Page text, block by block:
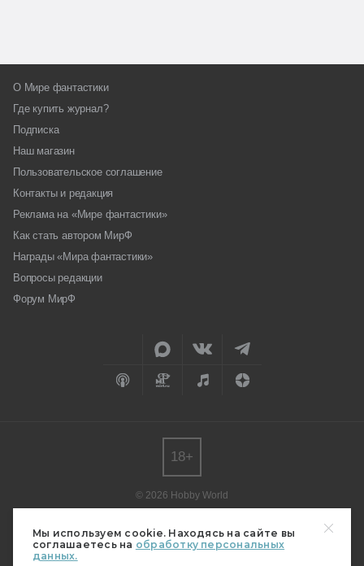
Мы используем cookie. Находясь на сайте вы
соглашаетесь на обработку персональных
данных.
О Мире фантастики
Где купить журнал?
Подписка
Наш магазин
Пользовательское соглашение
Контакты и редакция
Реклама на «Мире фантастики»
Как стать автором МирФ
Награды «Мира фантастики»
Вопросы редакции
Форум МирФ
© 2026 Hobby World
редакции.
Мнение авторов может не совпадать с мнением редакции.
Свидетельство о регистрации СМИ серия Эл № ФС77-82485
18+